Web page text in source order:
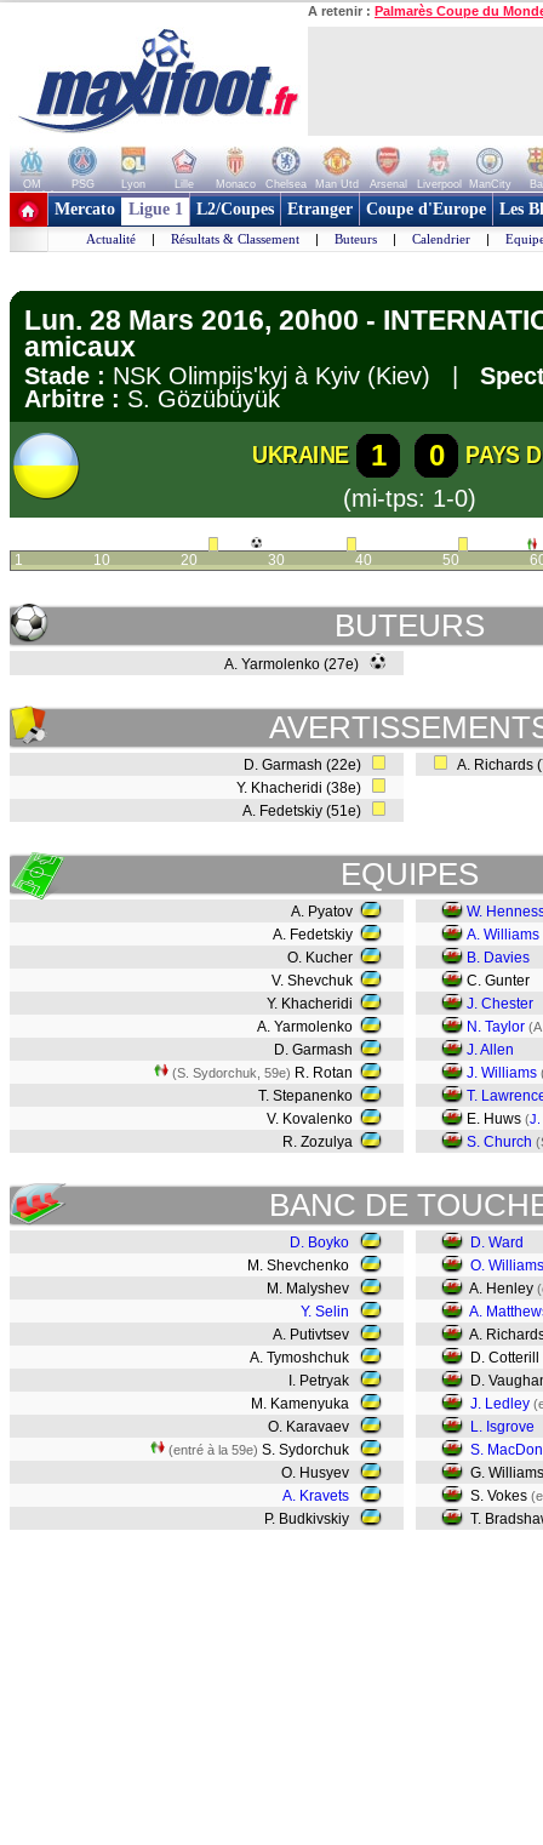
A retenir : Palmarès Coupe du
OM PSG Lyon Lille Monaco Chelsea Man Utd Arsenal Liverpool ManCity
+ de clubs
Mercato Ligue 1 L2/Coupes Etranger Coupe d'Europe Les
Actualité | Résultats & Classement | Buteurs | Calendrier |
Lun. 28 Mars 2016, 20h00 -
amicaux
Stade : NSK Olimpijs'kyj à Kyiv (Kiev) |
Arbitre : S. Gözübüyük
UKRAINE 1 0
PAYS
(mi-tps: 1-0)
1 10 20 30 40 50
BUTEURS
A. Yarmolenko (27e)
D. Garmash (22e)
Y. Khacheridi (38e)
A. Fedetskiy (51e)
A. Richards
EQUIPES
A. Pyatov
A. Fedetskiy
O. Kucher
V. Shevchuk
Y. Khacheridi
A. Yarmolenko
D. Garmash
(S. Sydorchuk, 59e) R. Rotan
T. Stepanenko
V. Kovalenko
R. Zozulya
W.
A. Williams
B. Davies
C. Gunter
J. Chester
N. Taylor
J. Allen
J. Williams
T.
E. Huws (J.
S. Church
BANC DE
D. Boyko
M. Shevchenko
M. Malyshev
Y. Selin
A. Putivtsev
A. Tymoshchuk
I. Petryak
M. Kamenyuka
O. Karavaev
(entré à la 59e) S. Sydorchuk
O. Husyev
A. Kravets
P. Budkivskiy
D. Ward
O. Williams
A. Henley
A.
A.
D. Cotterill
D.
J. Ledley
L. Isgrove
S.
G. Williams
S. Vokes
T.